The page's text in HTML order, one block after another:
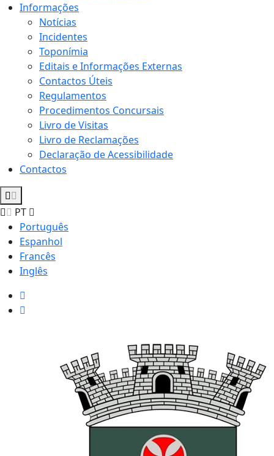
Informações
Notícias
Incidentes
Toponímia
Editais e Informações Externas
Contactos Úteis
Regulamentos
Procedimentos Concursais
Livro de Visitas
Livro de Reclamações
Declaração de Acessibilidade
Contactos
PT
Português
Espanhol
Francês
Inglês